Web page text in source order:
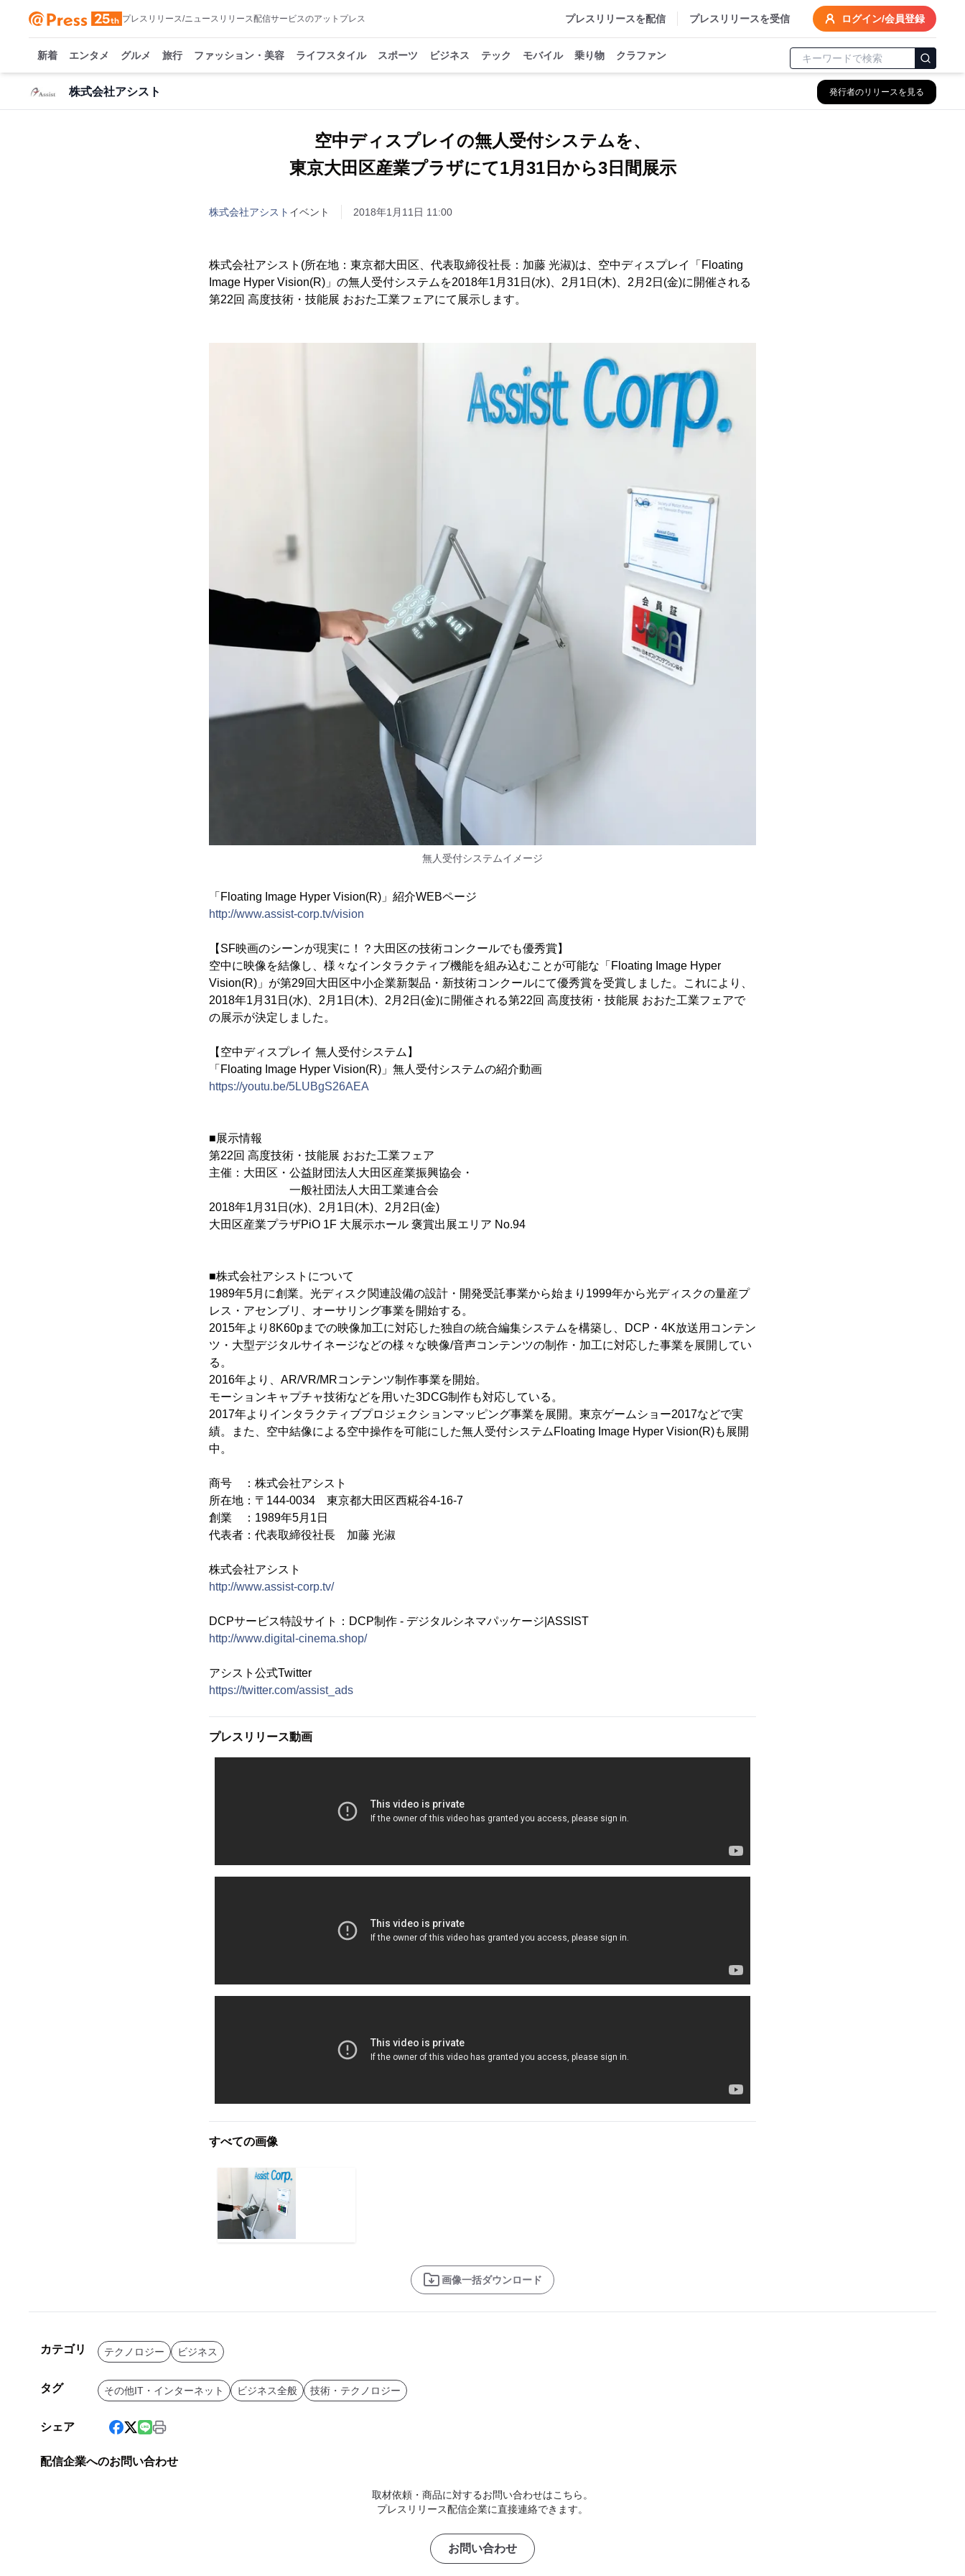
プレスリリース/ニュースリリース配信サービスのアットプレス プレスリリースを配信 プレスリリースを受信 ログイン/会員登録
新着 エンタメ グルメ 旅行 ファッション・美容 ライフスタイル スポーツ ビジネス テック モバイル 乗り物 クラファン
株式会社アシスト 発行者のリリースを見る
空中ディスプレイの無人受付システムを、
東京大田区産業プラザにて1月31日から3日間展示
株式会社アシスト イベント 2018年1月11日 11:00
株式会社アシスト(所在地：東京都大田区、代表取締役社長：加藤 光淑)は、空中ディスプレイ「Floating
Image Hyper Vision(R)」の無人受付システムを2018年1月31日(水)、2月1日(木)、2月2日(金)に開催される
第22回 高度技術・技能展 おおた工業フェアにて展示します。
無人受付システムイメージ
「Floating Image Hyper Vision(R)」紹介WEBページ
http://www.assist-corp.tv/vision
【SF映画のシーンが現実に！？大田区の技術コンクールでも優秀賞】
空中に映像を結像し、様々なインタラクティブ機能を組み込むことが可能な「Floating Image Hyper
Vision(R)」が第29回大田区中小企業新製品・新技術コンクールにて優秀賞を受賞しました。これにより、
2018年1月31日(水)、2月1日(木)、2月2日(金)に開催される第22回 高度技術・技能展 おおた工業フェアで
の展示が決定しました。
【空中ディスプレイ 無人受付システム】
「Floating Image Hyper Vision(R)」無人受付システムの紹介動画
https://youtu.be/5LUBgS26AEA
■展示情報
第22回 高度技術・技能展 おおた工業フェア
主催：大田区・公益財団法人大田区産業振興協会・
一般社団法人大田工業連合会
2018年1月31日(水)、2月1日(木)、2月2日(金)
大田区産業プラザPiO 1F 大展示ホール 褒賞出展エリア No.94
■株式会社アシストについて
1989年5月に創業。光ディスク関連設備の設計・開発受託事業から始まり1999年から光ディスクの量産プ
レス・アセンブリ、オーサリング事業を開始する。
2015年より8K60pまでの映像加工に対応した独自の統合編集システムを構築し、DCP・4K放送用コンテン
ツ・大型デジタルサイネージなどの様々な映像/音声コンテンツの制作・加工に対応した事業を展開してい
る。
2016年より、AR/VR/MRコンテンツ制作事業を開始。
モーションキャプチャ技術などを用いた3DCG制作も対応している。
2017年よりインタラクティブプロジェクションマッピング事業を展開。東京ゲームショー2017などで実
績。また、空中結像による空中操作を可能にした無人受付システムFloating Image Hyper Vision(R)も展開
中。
商号 ：株式会社アシスト
所在地：〒144-0034 東京都大田区西糀谷4-16-7
創業 ：1989年5月1日
代表者：代表取締役社長 加藤 光淑
株式会社アシスト
http://www.assist-corp.tv/
DCPサービス特設サイト：DCP制作 - デジタルシネマパッケージ|ASSIST
http://www.digital-cinema.shop/
アシスト公式Twitter
https://twitter.com/assist_ads
プレスリリース動画
すべての画像
画像一括ダウンロード
カテゴリ テクノロジー ビジネス
タグ その他IT・インターネット ビジネス全般 技術・テクノロジー
シェア
配信企業へのお問い合わせ
取材依頼・商品に対するお問い合わせはこちら。
プレスリリース配信企業に直接連絡できます。
お問い合わせ